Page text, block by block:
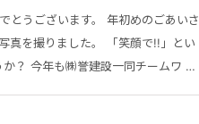
とうございます。 年初めのごあいさ
真を撮りました。 「笑顔で!!」とい
？ 今年も㈱誉建設一同チームワ …